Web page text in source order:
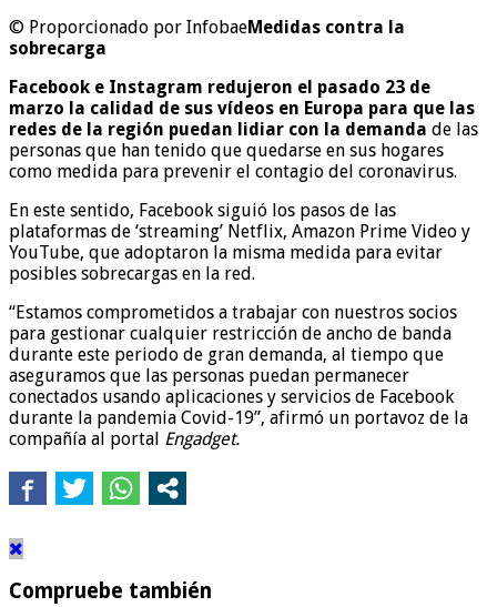
© Proporcionado por InfobaeMedidas contra la
sobrecarga
Facebook e Instagram redujeron el pasado 23 de
marzo la calidad de sus vídeos en Europa para que las
redes de la región puedan lidiar con la demanda de las
personas que han tenido que quedarse en sus hogares
como medida para prevenir el contagio del coronavirus.
En este sentido, Facebook siguió los pasos de las
plataformas de ‘streaming’ Netflix, Amazon Prime Video y
YouTube, que adoptaron la misma medida para evitar
posibles sobrecargas en la red.
“Estamos comprometidos a trabajar con nuestros socios
para gestionar cualquier restricción de ancho de banda
durante este periodo de gran demanda, al tiempo que
aseguramos que las personas puedan permanecer
conectados usando aplicaciones y servicios de Facebook
durante la pandemia Covid-19”, afirmó un portavoz de la
compañía al portal Engadget.
Compruebe también